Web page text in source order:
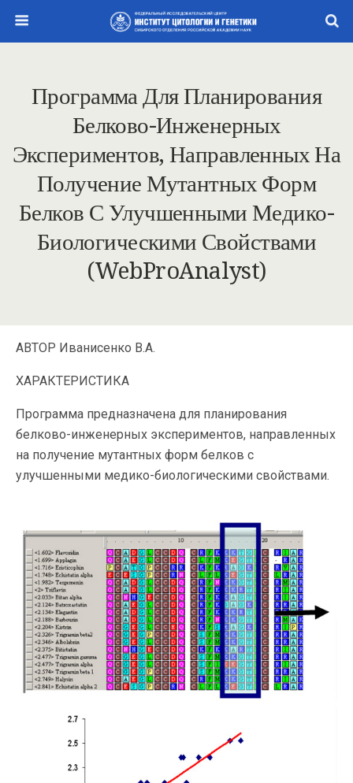
Программа Для Планирования
Белково-Инженерных
Экспериментов, Направленных На
Получение Мутантных Форм
Белков С Улучшенными Медико-
Биологическими Свойствами
(WebProAnalyst)
АВТОР Иванисенко В.А.
ХАРАКТЕРИСТИКА
Программа предназначена для планирования
белково-инженерных экспериментов, направленных
на получение мутантных форм белков с
улучшенными медико-биологическими свойствами.